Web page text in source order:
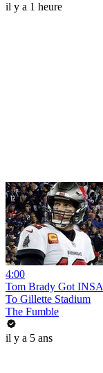
il y a 1 heure
4:00
Tom Brady Got
To Gillette Stadium
The Fumble
il y a 5 ans